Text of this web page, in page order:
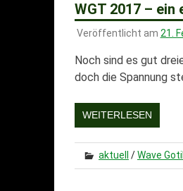
WGT 2017 –
Veröffentlicht am 21.
Noch sind es gut
doch die Spannung
WEITERLESEN
aktuell /Wave